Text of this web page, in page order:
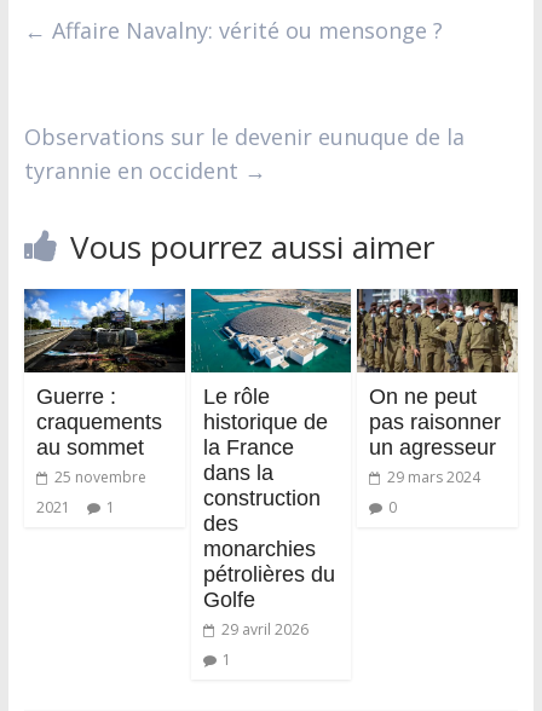
← Affaire Navalny: vérité ou mensonge ?
Observations sur le devenir eunuque de la
tyrannie en occident →
Vous pourrez aussi aimer
Guerre :
craquements
au sommet
25 novembre
2021
1
Le rôle
historique de
la France
dans la
construction
des
monarchies
pétrolières du
Golfe
29 avril 2026
1
On ne peut
pas raisonner
un agresseur
29 mars 2024
0